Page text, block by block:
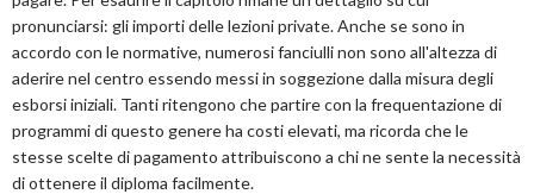
pronunciarsi: gli importi delle lezioni private. Anche se sono in
accordo con le normative, numerosi fanciulli non sono all'altezza di
aderire nel centro essendo messi in soggezione dalla misura degli
esborsi iniziali. Tanti ritengono che partire con la frequentazione di
programmi di questo genere ha costi elevati, ma ricorda che le
stesse scelte di pagamento attribuiscono a chi ne sente la necessità
di ottenere il diploma facilmente.